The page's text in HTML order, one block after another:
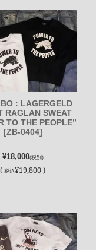
: LAGERGELD
RAGLAN SWEAT
TO THE PEOPLE”
[ZB-0404]
¥18,000(税別)
(税込¥19,800 )